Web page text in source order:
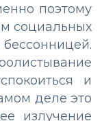
поэтому
социальных
и
деле это
излучение